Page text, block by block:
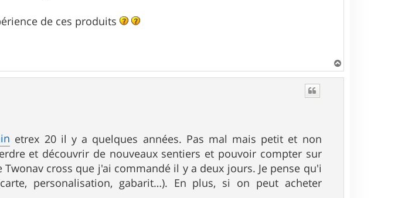
de ces produits
a
etrex 20 il y a quelques années. Pas mal mais petit et non
et découvrir de nouveaux sentiers et pouvoir compter sur
cross que j'ai commandé il y a deux jours. Je pense qu'i
personalisation, gabarit…). En plus, si on peut acheter